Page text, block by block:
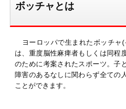
ボッチャとは
ヨーロッパで生まれたボッチャ
は、重度脳性麻痺者もしくは同程
のために考案されたスポーツ。子
障害のあるなしに関わらず全ての
ことができます。